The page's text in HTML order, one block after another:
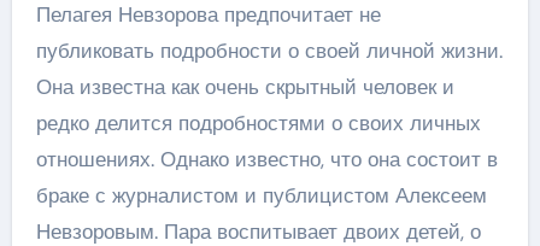
Пелагея Невзорова предпочитает не
публиковать подробности о своей личной жизни.
Она известна как очень скрытный человек и
редко делится подробностями о своих личных
отношениях. Однако известно, что она состоит в
браке с журналистом и публицистом Алексеем
Невзоровым. Пара воспитывает двоих детей, о